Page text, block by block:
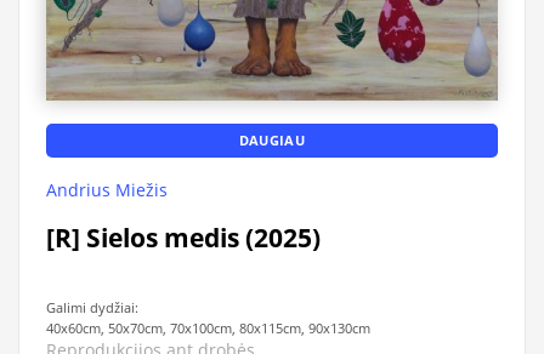
DAUGIAU
Andrius Miežis
[R] Sielos medis (2025)
Galimi dydžiai:
40x60cm, 50x70cm, 70x100cm, 80x115cm, 90x130cm
Reprodukcijos ant drobės